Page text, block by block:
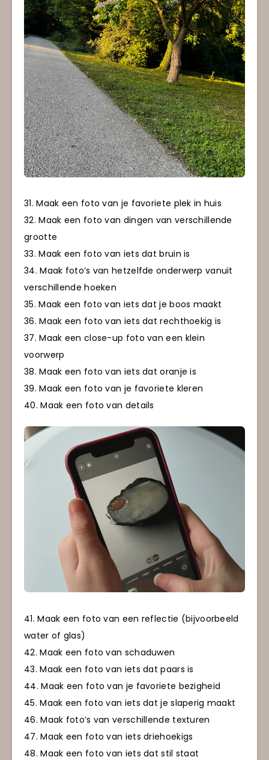
31. Maak een foto van je favoriete plek in huis
32. Maak een foto van dingen van verschillende
grootte
33. Maak een foto van iets dat bruin is
34. Maak foto’s van hetzelfde onderwerp vanuit
verschillende hoeken
35. Maak een foto van iets dat je boos maakt
36. Maak een foto van iets dat rechthoekig is
37. Maak een close-up foto van een klein
voorwerp
38. Maak een foto van iets dat oranje is
39. Maak een foto van je favoriete kleren
40. Maak een foto van details
41. Maak een foto van een reflectie (bijvoorbeeld
water of glas)
42. Maak een foto van schaduwen
43. Maak een foto van iets dat paars is
44. Maak een foto van je favoriete bezigheid
45. Maak een foto van iets dat je slaperig maakt
46. Maak foto’s van verschillende texturen
47. Maak een foto van iets driehoekigs
48. Maak een foto van iets dat stil staat